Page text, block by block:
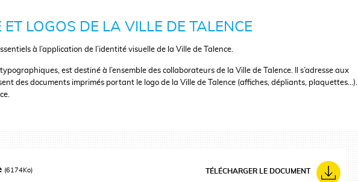
LOGOS DE LA VILLE DE TALENCE
à l’application de l’identité visuelle de la Ville de Talence.
est destiné à l’ensemble des collaborateurs de la Ville de Talence. Il s’adresse aux
des documents imprimés portant le logo de la Ville de Talence (affiches, dépliants, plaquettes…).
(6174Ko) TÉLÉCHARGER LE DOCUMENT